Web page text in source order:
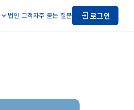
법인 고객자주 묻는 질문 로그인